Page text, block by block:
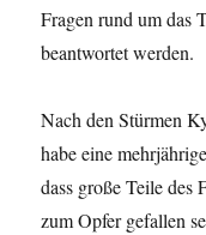
Fragen rund um das
beantwortet werden.
Nach den Stürmen
habe eine
dass große Teile des
zum Opfer gefallen